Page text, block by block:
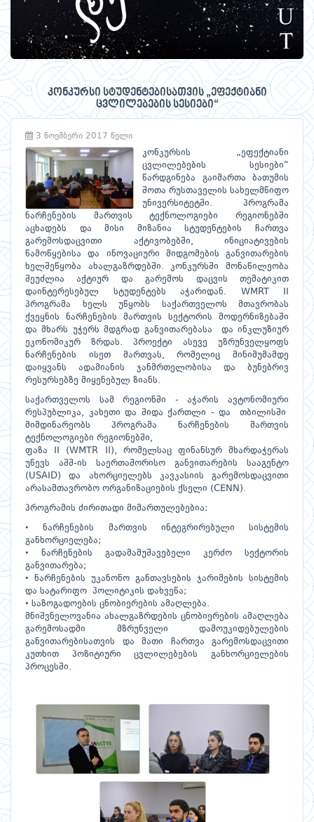
კონკურსი სტუდენტებისათვის „ეფექტიანი
ცვლილებების სესიები“
3 ნოემბერი 2017 წელი
კონკურსის „ეფექტიანი
ცვლილებების სესიები“
წარდგინება გაიმართა ბათუმის
შოთა რუსთაველის სახელმწიფო
უნივერსიტეტში. პროგრამა
ნარჩენების მართვის ტექნოლოგიები რეგიონებში
აცხადებს და მისი მიზანია სტუდენტების ჩართვა
გარემოსდაცვითი აქტივობებში, ინიციატივების
წამოწყებისა და ინოვაციური მიდგომების განვითარების
ხელშეწყობა ახალგაზრდებში. კონკურსში მონაწილეობა
შეუძლია აქტიურ და გარემოს დაცვის თემატიკით
დაინტერესებულ სტუდენტებს აჭარიდან. WMRT II
პროგრამა ხელს უწყობს საქართველოს მთავრობას
ქვეყნის ნარჩენების მართვის სექტორის მოდერნიზებაში
და მხარს უჭერს მდგრად განვითარებასა და ინკლუზიურ
ეკონომიკურ ზრდას. პროექტი ასევე უზრუნველყოფს
ნარჩენების ისეთ მართვას, რომელიც მინიმუმამდე
დაიყვანს ადამიანის ჯანმრთელობისა და ბუნებრივ
რესურსებზე მიყენებულ ზიანს.
საქართველოს სამ რეგიონში - აჭარის ავტონომიური
რესპუბლიკა, კახეთი და შიდა ქართლი - და თბილისში
მიმდინარეობს პროგრამა ნარჩენების მართვის
ტექნოლოგიები რეგიონებში,
ფაზა II (WMTR II), რომელსაც ფინანსურ მხარდაჭერას
უწევს აშშ-ის საერთაშორისო განვითარების სააგენტო
(USAID) და ახორციელებს კავკასიის გარემოსდაცვითი
არასამთავრობო ორგანიზაციების ქსელი (CENN).
პროგრამის ძირითადი მიმართულებებია:
• ნარჩენების მართვის ინტეგრირებული სისტემის
განხორციელება;
• ნარჩენების გადამამუშავებელი კერძო სექტორის
განვითარება;
• ნარჩენების უკანონო განთავსების ჯარიმების სისტემის
და სატარიფო პოლიტიკის დახვეწა;
• საზოგადოების ცნობიერების ამაღლება.
მნიშვნელოვანია ახალგაზრდების ცნობიერების ამაღლება
გარემოსადმი მზრუნველი დამოუკიდებულების
განვითარებისათვის და მათი ჩართვა გარემოსდაცვითი
კუთხით პოზიტიური ცვლილებების განხორციელების
პროცესში.